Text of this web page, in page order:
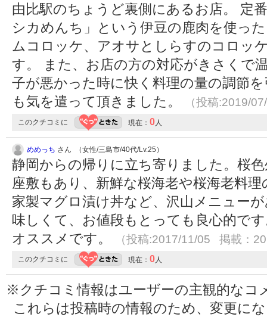
由比駅のちょうど裏側にあるお店。 定
シカめんち」という伊豆の鹿肉を使っ
ムコロッケ、アオサとしらすのコロッ
す。 また、お店の方の対応がきさくで
子が悪かった時に快く料理の量の調節
も気を遣って頂きました。
（投稿:2019/
このクチコミに 現在： 0 人
めめっち さん （女性/三島市/40代/Lv.25）
静岡からの帰りに立ち寄りました。桜
座敷もあり、新鮮な桜海老や桜海老料
家製マグロ漬け丼など、沢山メニュー
味しくて、お値段もとっても良心的で
オススメです。
（投稿:2017/11/05 掲載：
このクチコミに 現在： 0 人
※クチコミ情報はユーザーの主観的なコ
これらは投稿時の情報のため、変更に